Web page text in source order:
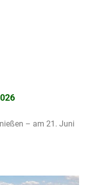
– am 21. Juni